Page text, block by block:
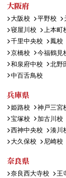
大阪府
大阪校 平野校
寝屋川校
上本町
千里中央校
鳳校
京橋校
今福鶴見
和泉府中校
北野
中百舌鳥校
兵庫県
姫路校 神戸三宮
宝塚校
加古川校
西神中央校
湊川
大久保校
尼崎校
奈良県
奈良西大寺校 王